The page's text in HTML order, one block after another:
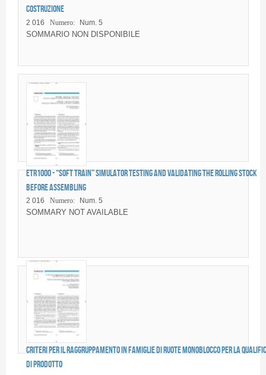
costruzione
2 016 Numero: Num. 5
SOMMARIO NON DISPONIBILE
ETR1000 - “Soft Train” Simulator Testing and validating the rolling stock
before assembling
2 016 Numero: Num. 5
SOMMARY NOT AVAILABLE
Criteri per il raggruppamento in famiglie di ruote monoblocco per la
di prodotto